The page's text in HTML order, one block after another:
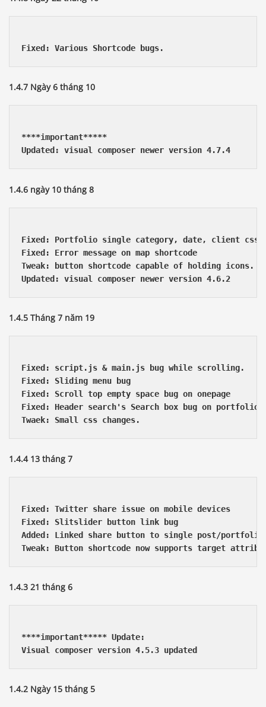
Fixed: Various Shortcode bugs.
1.4.7 Ngày 6 tháng 10
****important*****
Updated: visual composer newer version 4.7.4
1.4.6 ngày 10 tháng 8
Fixed: Portfolio single category, date, client css
Fixed: Error message on map shortcode
Tweak: button shortcode capable of holding icons.
Updated: visual composer newer version 4.6.2
1.4.5 Tháng 7 năm 19
Fixed: script.js & main.js bug while scrolling.
Fixed: Sliding menu bug
Fixed: Scroll top empty space bug on onepage
Fixed: Header search's Search box bug on portfolio
Twaek: Small css changes.
1.4.4 13 tháng 7
Fixed: Twitter share issue on mobile devices
Fixed: Slitslider button link bug
Added: Linked share button to single post/
1.4.3 21 tháng 6
****important***** Update:
Visual composer version 4.5.3 updated
1.4.2 Ngày 15 tháng 5